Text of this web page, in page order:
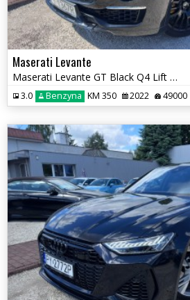
Maserati Levante
Maserati Levante GT Black Q4 Lift 4x4 3.0 V6
3.0 Benzyna KM 350 2022 49000